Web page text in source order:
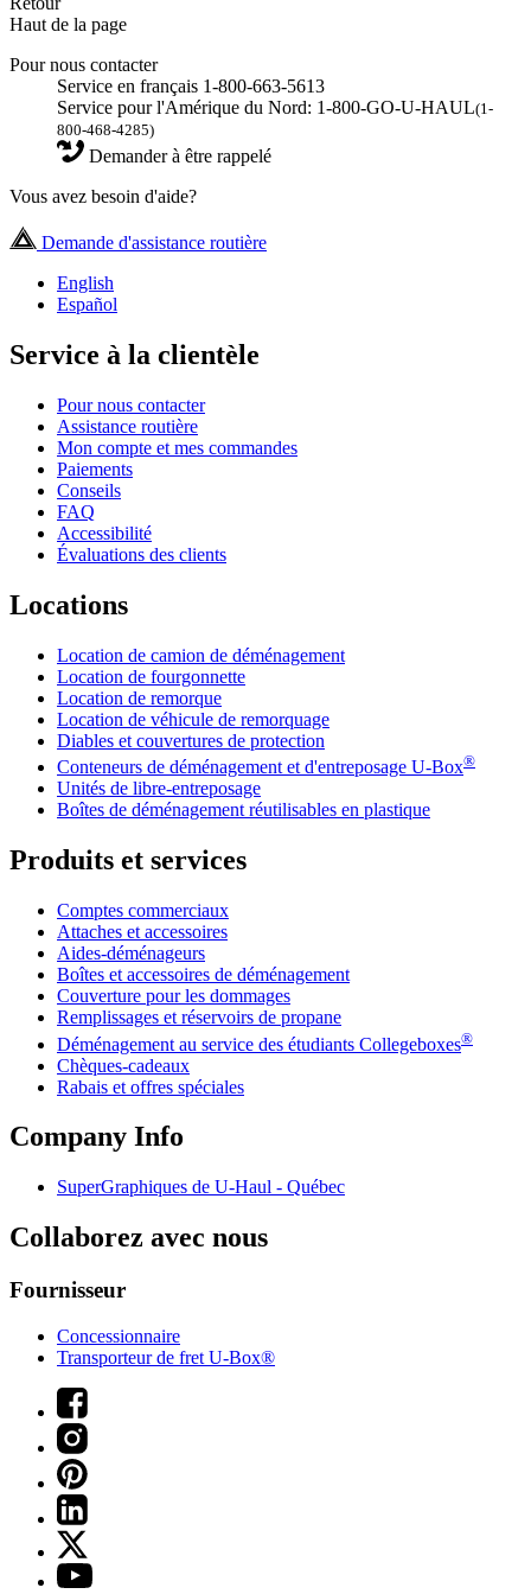
Haut de la page
Pour nous contacter
Service en français 1-800-663-5613
Service pour l'Amérique du Nord: 1-800-GO-U-HAUL(1-
800-468-4285)
Demander à être rappelé
Vous avez besoin d'aide?
Demande d'assistance routière
English
Español
Service à la clientèle
Pour nous contacter
Assistance routière
Mon compte et mes commandes
Paiements
Conseils
FAQ
Accessibilité
Évaluations des clients
Locations
Location de camion de déménagement
Location de fourgonnette
Location de remorque
Location de véhicule de remorquage
Diables et couvertures de protection
Conteneurs de déménagement et d'entreposage U-Box®
Unités de libre-entreposage
Boîtes de déménagement réutilisables en plastique
Produits et services
Comptes commerciaux
Attaches et accessoires
Aides-déménageurs
Boîtes et accessoires de déménagement
Couverture pour les dommages
Remplissages et réservoirs de propane
Déménagement au service des étudiants Collegeboxes®
Chèques-cadeaux
Rabais et offres spéciales
Company Info
SuperGraphiques de U-Haul - Québec
Collaborez avec nous
Fournisseur
Concessionnaire
Transporteur de fret U-Box®